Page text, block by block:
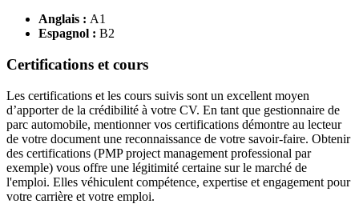
Anglais : A1
Espagnol : B2
Certifications et cours
Les certifications et les cours suivis sont un excellent moyen
d’apporter de la crédibilité à votre CV. En tant que gestionnaire de
parc automobile, mentionner vos certifications démontre au lecteur
de votre document une reconnaissance de votre savoir-faire. Obtenir
des certifications (PMP project management professional par
exemple) vous offre une légitimité certaine sur le marché de
l'emploi. Elles véhiculent compétence, expertise et engagement pour
votre carrière et votre emploi.